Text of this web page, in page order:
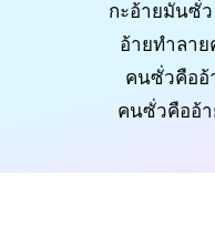
กะอ้ายมันซั่ว
อ้ายทำลา
คนซั่วคืออ้
คนซั่วคืออ้า